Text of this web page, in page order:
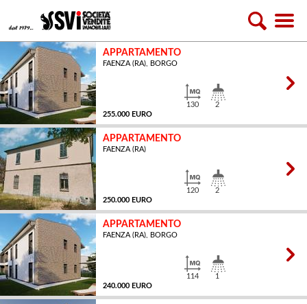
APPARTAMENTO
FAENZA (RA), BORGO
255.000 EURO
130 2
APPARTAMENTO
FAENZA (RA)
250.000 EURO
120 2
APPARTAMENTO
FAENZA (RA), BORGO
240.000 EURO
114 1